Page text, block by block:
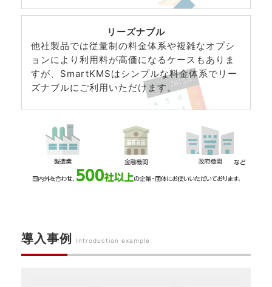
リーズナブル
他社製品では従量制の料金体系や複雑なオプシ
ョンにより利用料が高価になるケースもありま
すが、SmartKMSはシンプルな料金体系でリー
ズナブルにご利用いただけます。
導入事例 Introduction example